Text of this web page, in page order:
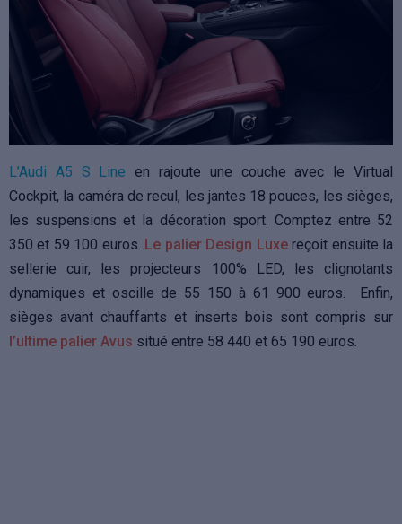
L’Audi A5 S Line en rajoute une couche avec le Virtual
Cockpit, la caméra de recul, les jantes 18 pouces, les sièges,
les suspensions et la décoration sport. Comptez entre 52
350 et 59 100 euros. Le palier Design Luxereçoit ensuite la
sellerie cuir, les projecteurs 100% LED, les clignotants
dynamiques et oscille de 55 150 à 61 900 euros. Enfin,
sièges avant chauffants et inserts bois sont compris sur
l’ultime palier Avus situé entre 58 440 et 65 190 euros.